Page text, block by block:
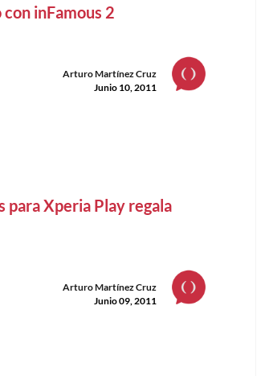
inFamous 2
Arturo Martínez Cruz
Junio 10, 2011
para Xperia Play regala
Arturo Martínez Cruz
Junio 09, 2011